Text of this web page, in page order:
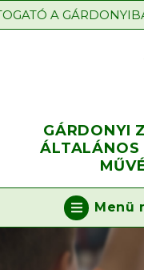
A
GÁRDONYI
ÁLTALÁNOS
Menü